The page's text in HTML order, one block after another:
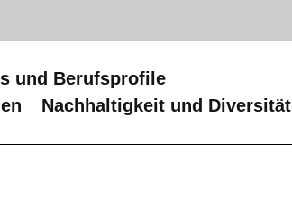
und Berufsprofile
Nachhaltigkeit und Diversität